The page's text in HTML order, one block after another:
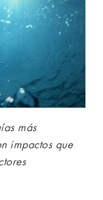
más
impactos que